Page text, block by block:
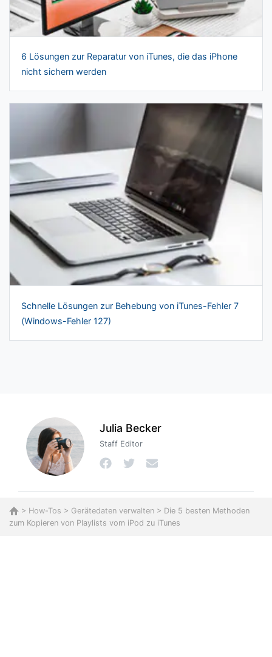
6 Lösungen zur Reparatur von iTunes, die das iPhone
nicht sichern werden
Schnelle Lösungen zur Behebung von iTunes-Fehler 7
(Windows-Fehler 127)
Julia Becker
Staff Editor
> How-Tos > Gerätedaten verwalten > Die 5 besten Methoden
zum Kopieren von Playlists vom iPod zu iTunes